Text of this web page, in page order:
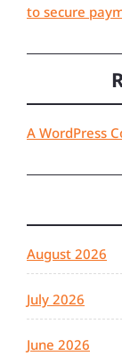
to secure
A WordPress
August 2026
July 2026
June 2026